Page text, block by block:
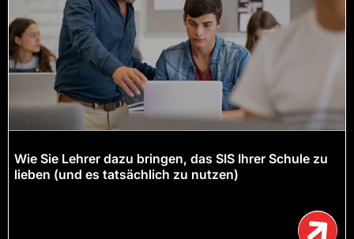
Wie Sie Lehrer dazu bringen, das SIS Ihrer Schule zu
lieben (und es tatsächlich zu nutzen)